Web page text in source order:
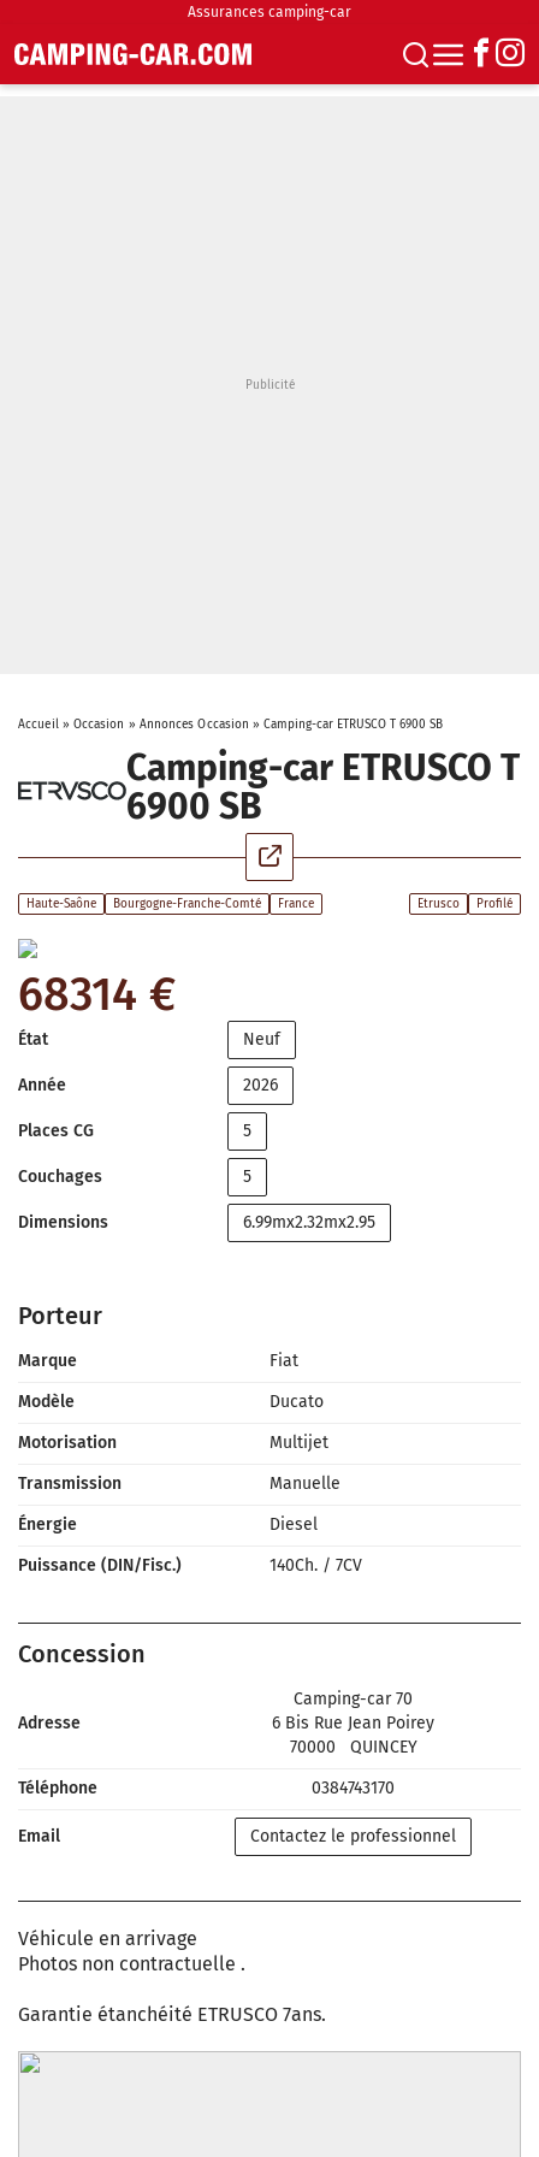
Assurances camping-car
Accueil» Occasion » Annonces Occasion »Camping-car ETRUSCO T 6900 SB
Camping-car ETRUSCO T
6900 SB
Haute-Saône Bourgogne-Franche-Comté France Etrusco Profilé
68314 €
État Neuf
Année 2026
Places CG 5
Couchages 5
Dimensions 6.99mx2.32mx2.95
Porteur
Marque
Fiat
Modèle
Ducato
Motorisation
Multijet
Transmission
Manuelle
Énergie
Diesel
Puissance (DIN/Fisc.)
140Ch. / 7CV
Concession
Adresse
Camping-car 70
6 Bis Rue Jean Poirey
70000
QUINCEY
Téléphone
0384743170
Email Contactez le professionnel
Véhicule en arrivage
Photos non contractuelle .
Garantie étanchéité ETRUSCO 7ans.